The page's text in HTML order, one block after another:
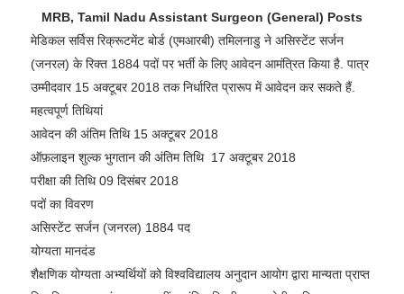
MRB, Tamil Nadu Assistant Surgeon (General) Posts
मेडिकल सर्विस रिक्रूटमेंट बोर्ड (एमआरबी) तमिलनाडु ने असिस्टेंट सर्जन
(जनरल) के रिक्त 1884 पदों पर भर्ती के लिए आवेदन आमंत्रित किया है. पात्र
उम्मीदवार 15 अक्टूबर 2018 तक निर्धारित प्रारूप में आवेदन कर सकते हैं.
महत्वपूर्ण तिथियां
आवेदन की अंतिम तिथि 15 अक्टूबर 2018
ऑफ़लाइन शुल्क भुगतान की अंतिम तिथि 17 अक्टूबर 2018
परीक्षा की तिथि 09 दिसंबर 2018
पदों का विवरण
असिस्टेंट सर्जन (जनरल) 1884 पद
योग्यता मानदंड
शैक्षणिक योग्यता अभ्यर्थियों को विश्वविद्यालय अनुदान आयोग द्वारा मान्यता प्राप्त